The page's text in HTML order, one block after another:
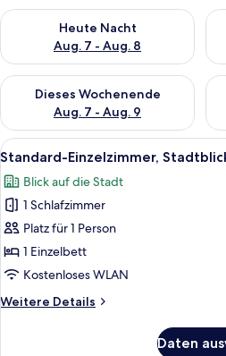
Heute Nacht
Aug. 7 - Aug. 8
Überprüfe die Verfügbarkeit für
Dieses Wochenende
Aug. 7 - Aug. 9
Überprüfe die Verfügbarkeit für
Alle
Fotos
für
Standard-
Einzelzimmer,
Stadtblick
anzeigen
6
Standard-Einzelzimmer,
Blick auf die Stadt
1 Schlafzimmer
Platz für 1 Person
1 Einzelbett
Kostenloses WLAN
Weitere Details
Weitere
Daten